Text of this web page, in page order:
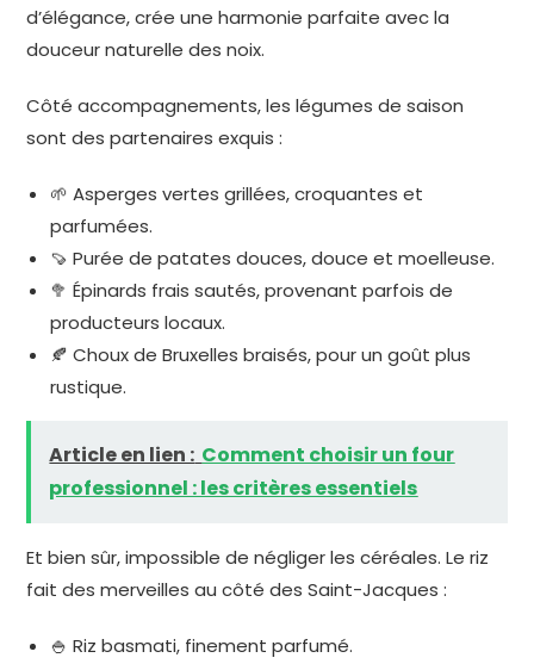
d’élégance, crée une harmonie parfaite avec la
douceur naturelle des noix.
Côté accompagnements, les légumes de saison
sont des partenaires exquis :
🌱 Asperges vertes grillées, croquantes et
parfumées.
🍠 Purée de patates douces, douce et moelleuse.
🥦 Épinards frais sautés, provenant parfois de
producteurs locaux.
🍂 Choux de Bruxelles braisés, pour un goût plus
rustique.
Article en lien : Comment choisir un four
professionnel : les critères essentiels
Et bien sûr, impossible de négliger les céréales. Le riz
fait des merveilles au côté des Saint-Jacques :
🍚 Riz basmati, finement parfumé.